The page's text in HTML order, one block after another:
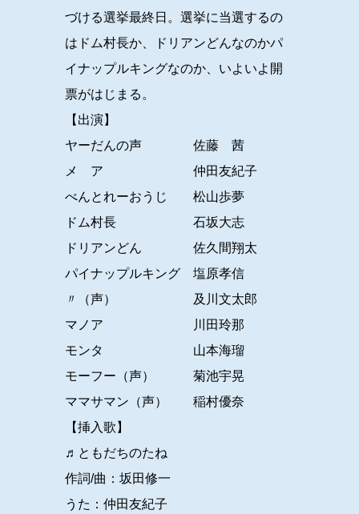
づける選挙最終日。選挙に当選するの
はドム村長か、ドリアンどんなのかパ
イナップルキングなのか、いよいよ開
票がはじまる。
【出演】
ヤーだんの声 佐藤 茜
メ ア 仲田友紀子
べんとれーおうじ 松山歩夢
ドム村長 石坂大志
ドリアンどん 佐久間翔太
パイナップルキング 塩原孝信
〃（声） 及川文太郎
マノア 川田玲那
モンタ 山本海瑠
モーフー（声） 菊池宇晃
ママサマン（声） 稲村優奈
【挿入歌】
♬ともだちのたね
作詞/曲：坂田修一
うた：仲田友紀子